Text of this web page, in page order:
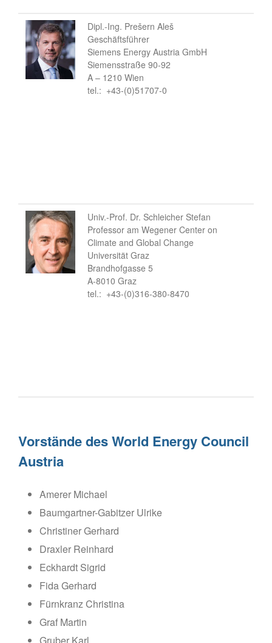
Dipl.-Ing. Prešern Aleš
Geschäftsführer
Siemens Energy Austria GmbH
Siemensstraße 90-92
A – 1210 Wien
tel.: +43-(0)51707-0
Univ.-Prof. Dr. Schleicher Stefan
Professor am Wegener Center on
Climate and Global Change
Universität Graz
Brandhofgasse 5
A-8010 Graz
tel.: +43-(0)316-380-8470
Vorstände des World Energy Council
Austria
Amerer Michael
Baumgartner-Gabitzer Ulrike
Christiner Gerhard
Draxler Reinhard
Eckhardt Sigrid
Fida Gerhard
Fürnkranz Christina
Graf Martin
Gruber Karl